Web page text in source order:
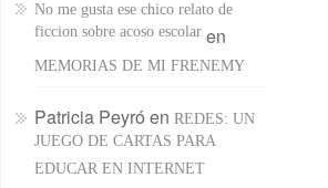
No me gusta ese chico relato de
ficcion sobre acoso escolaren
MEMORIAS DE MI FRENEMY
Patricia Peyró en REDES: UN
JUEGO DE CARTAS PARA
EDUCAR EN INTERNET